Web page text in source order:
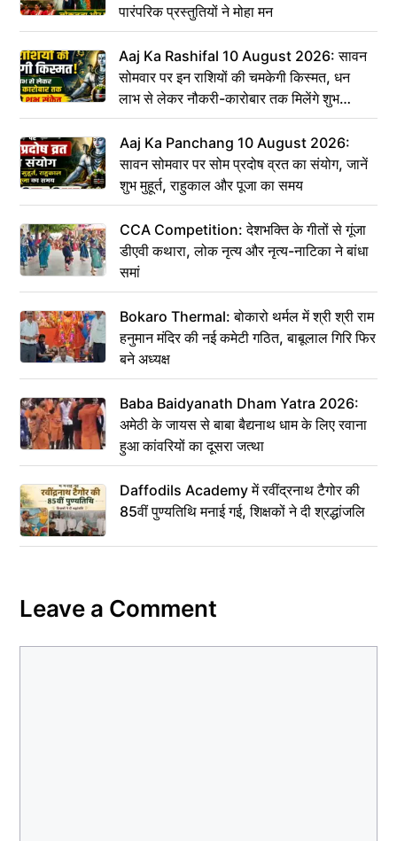
पारंपरिक प्रस्तुतियों ने मोहा मन
Aaj Ka Rashifal 10 August 2026: सावन
सोमवार पर इन राशियों की चमकेगी किस्मत, धन
लाभ से लेकर नौकरी-कारोबार तक मिलेंगे शुभ
संकेत
Aaj Ka Panchang 10 August 2026:
सावन सोमवार पर सोम प्रदोष व्रत का संयोग, जानें
शुभ मुहूर्त, राहुकाल और पूजा का समय
CCA Competition: देशभक्ति के गीतों से गूंजा
डीएवी कथारा, लोक नृत्य और नृत्य-नाटिका ने बांधा
समां
Bokaro Thermal: बोकारो थर्मल में श्री श्री राम
हनुमान मंदिर की नई कमेटी गठित, बाबूलाल गिरि फिर
बने अध्यक्ष
Baba Baidyanath Dham Yatra 2026:
अमेठी के जायस से बाबा बैद्यनाथ धाम के लिए रवाना
हुआ कांवरियों का दूसरा जत्था
Daffodils Academy में रवींद्रनाथ टैगोर की
85वीं पुण्यतिथि मनाई गई, शिक्षकों ने दी श्रद्धांजलि
Leave a Comment